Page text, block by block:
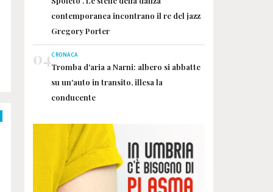
contemporanea incontrano il re del jazz
Gregory Porter
04CRONACA
Tromba d'aria a Narni: albero si abbatte
su un'auto in transito, illesa la
conducente